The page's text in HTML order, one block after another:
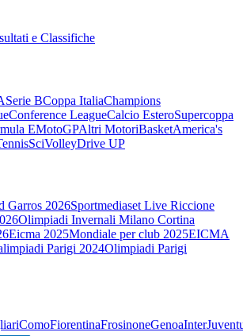
e Classifiche
Serie BCoppa ItaliaChampions
Conference LeagueCalcio EsteroSupercoppa
EMotoGPAltri MotoriBasketAmerica's
SciVolleyDrive UP
Garros 2026Sportmediaset Live Riccione
Olimpiadi Invernali Milano Cortina
Eicma 2025Mondiale per club 2025EICMA
Parigi 2024Olimpiadi Parigi
ComoFiorentinaFrosinoneGenoaInter